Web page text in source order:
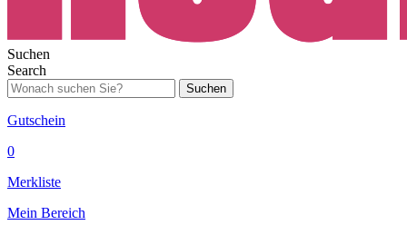
Suchen
Search
Suchen
Gutschein
0
Merkliste
Mein Bereich